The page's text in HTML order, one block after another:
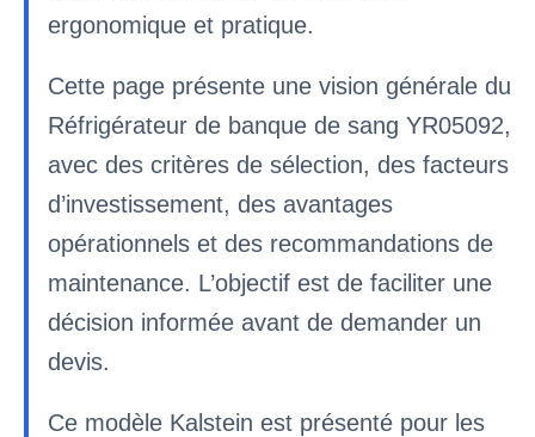
ergonomique et pratique.
Cette page présente une vision générale du
Réfrigérateur de banque de sang YR05092,
avec des critères de sélection, des facteurs
d’investissement, des avantages
opérationnels et des recommandations de
maintenance. L’objectif est de faciliter une
décision informée avant de demander un
devis.
Ce modèle Kalstein est présenté pour les